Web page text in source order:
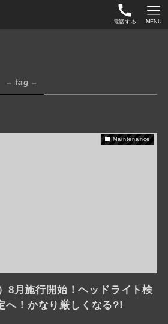
電話する MENU
– tag –
Maintenance
8月施行開始！ヘッドライト検
へ！かなり厳しくなる?!